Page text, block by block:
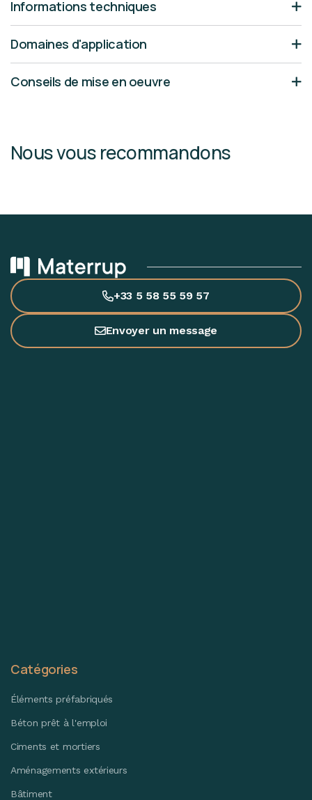
Informations techniques
Domaines d'application
Conseils de mise en oeuvre
Nous vous recommandons
+33 5 58 55 59 57
Envoyer un message
Catégories
Éléments préfabriqués
Béton prêt à l'emploi
Ciments et mortiers
Aménagements extérieurs
Bâtiment